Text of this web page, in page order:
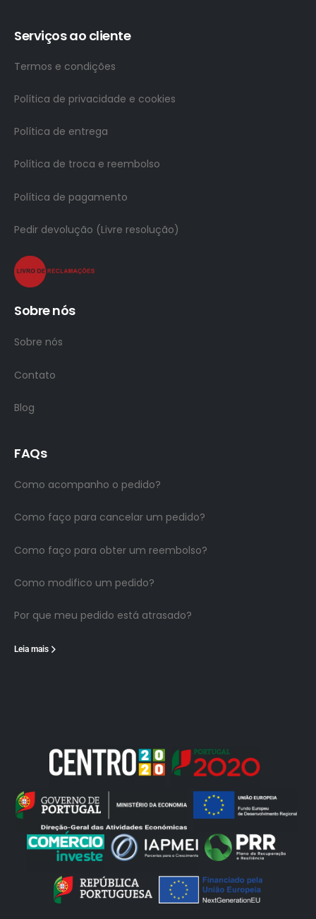
Serviços ao cliente
Termos e condições
Política de privacidade e cookies
Política de entrega
Política de troca e reembolso
Política de pagamento
Pedir devolução (Livre resolução)
Sobre nós
Sobre nós
Contato
Blog
FAQs
Como acompanho o pedido?
Como faço para cancelar um pedido?
Como faço para obter um reembolso?
Como modifico um pedido?
Por que meu pedido está atrasado?
Leia mais